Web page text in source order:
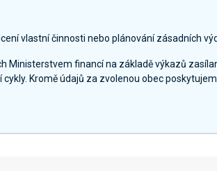
vlastní činnosti nebo plánování zásadních
Ministerstvem financí na základě výkazů
Kromě údajů za zvolenou obec